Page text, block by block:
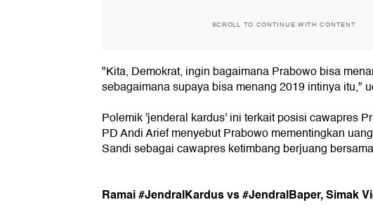
SCROLL TO CONTINUE WITH CONTENT
"Kita, Demokrat, ingin bagaimana Prabowo bisa
sebagaimana supaya bisa menang 2019 intinya itu,"
Polemik 'jenderal kardus' ini terkait posisi cawapres
PD Andi Arief menyebut Prabowo mementingkan
Sandi sebagai cawapres ketimbang berjuang
Ramai #JendralKardus vs #JendralBaper, Simak